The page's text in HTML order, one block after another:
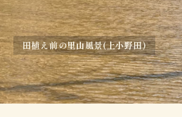
里山に降り注ぐ天の川(山内)